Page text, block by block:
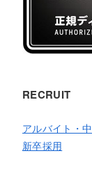
RECRUIT
アルバイト・
新卒採用